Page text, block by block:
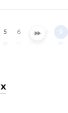
5 6 7 9
вс